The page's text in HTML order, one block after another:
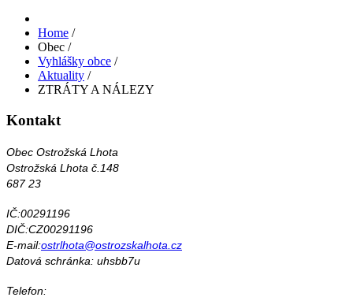
Home /
Obec /
Vyhlášky obce /
Aktuality /
ZTRÁTY A NÁLEZY
Kontakt
Obec Ostrožská Lhota
Ostrožská Lhota č.148
687 23
IČ:00291196
DIČ:CZ00291196
E-mail:ostrlhota@ostrozskalhota.cz
Datová schránka: uhsbb7u
Telefon: